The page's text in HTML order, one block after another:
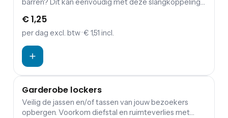
barren? Dit kan eenvoudig met deze slangkoppeling
€ 1,25
per dag excl. btw· € 1,51 incl.
Garderobe lockers
Veilig de jassen en/of tassen van jouw bezoekers
opbergen. Voorkom diefstal en ruimteverlies met